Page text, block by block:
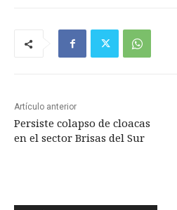
Artículo anterior
Persiste colapso de cloacas
en el sector Brisas del Sur